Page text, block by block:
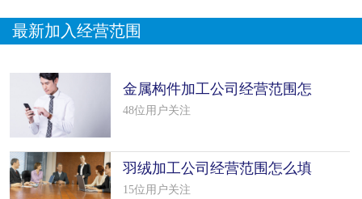
最新加入经营范围
金属构件加工公司经营范围怎
么填写（50个模板）
48位用户关注
羽绒加工公司经营范围怎么填
写（50个模板）
15位用户关注